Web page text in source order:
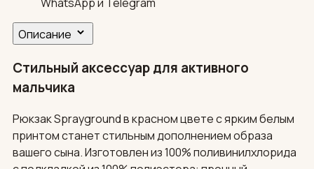
Описание
Стильный аксессуар для активного
мальчика
Рюкзак Sprayground в красном цвете с ярким белым
принтом станет стильным дополнением образа
вашего сына. Изготовлен из 100% поливинилхлорида